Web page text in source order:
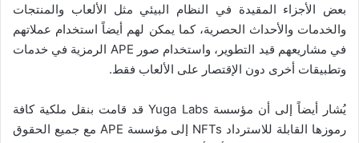
بعض الأجزاء المقيدة في النظام البيئي مثل الألعاب والمنتجات
والخدمات والأحداث الحصرية، كما يمكن لهم أيضاً استخدام عملاتهم
في مشاريعهم قيد التطوير، واستخدام صور APE الرمزية في خدمات
وتطبيقات أخرى دون الإقتصار على الألعاب فقط.
يُشار أيضاً إلى أن مؤسسة Yuga Labs قد قامت بنقل ملكية كافة
رموزها القابلة للاسترداد NFTs إلى مؤسسة APE مع جميع الحقوق